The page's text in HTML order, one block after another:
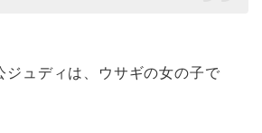
ジュディ は、ウサギの女の子で